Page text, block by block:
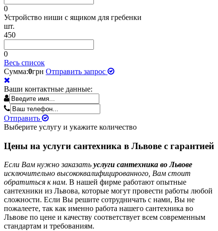
0
Устройство ниши с ящиком для гребенки
шт.
450
0
Весь список
Сумма:0грн Отправить запрос
Ваши контактные данные:
Отправить
Выберите услугу и укажите количество
Цены на услуги сантехника в Львове с гарантией
Если Вам нужно заказать услуги сантехника во Львове
исключительно высококвалифицированного, Вам стоит
обратиться к нам. В нашей фирме работают опытные
сантехники из Львова, которые могут провести работы любой
сложности. Если Вы решите сотрудничать с нами, Вы не
пожалеете, так как именно работа нашего сантехника во
Львове по цене и качеству соответствует всем современным
стандартам и требованиям.